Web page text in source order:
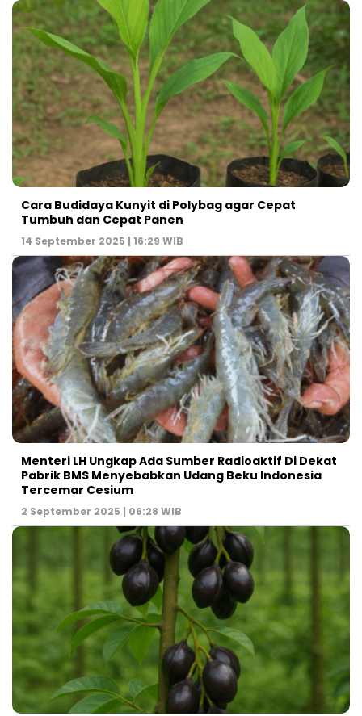
Cara Budidaya Kunyit di Polybag agar Cepat
Tumbuh dan Cepat Panen
14 September 2025 | 16:29 WIB
Menteri LH Ungkap Ada Sumber Radioaktif Di Dekat
Pabrik BMS Menyebabkan Udang Beku Indonesia
Tercemar Cesium
2 September 2025 | 06:28 WIB